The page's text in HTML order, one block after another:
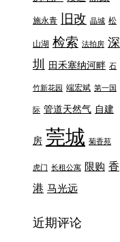
施永青 旧改 晶城 松
山湖 检索 法拍房 深
圳
田禾塞纳河畔 石
竹新花园 端宏斌 第一国
际 管道天然气 自建
房 莞城 菊香苑
虎门 长租公寓 限购 香
港 马光远
近期评论